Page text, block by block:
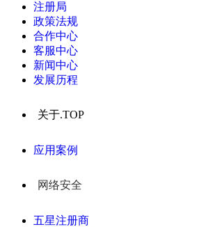
注册局
政策法规
合作中心
客服中心
新闻中心
发展历程
关于.TOP
应用案例
网络安全
五星注册商